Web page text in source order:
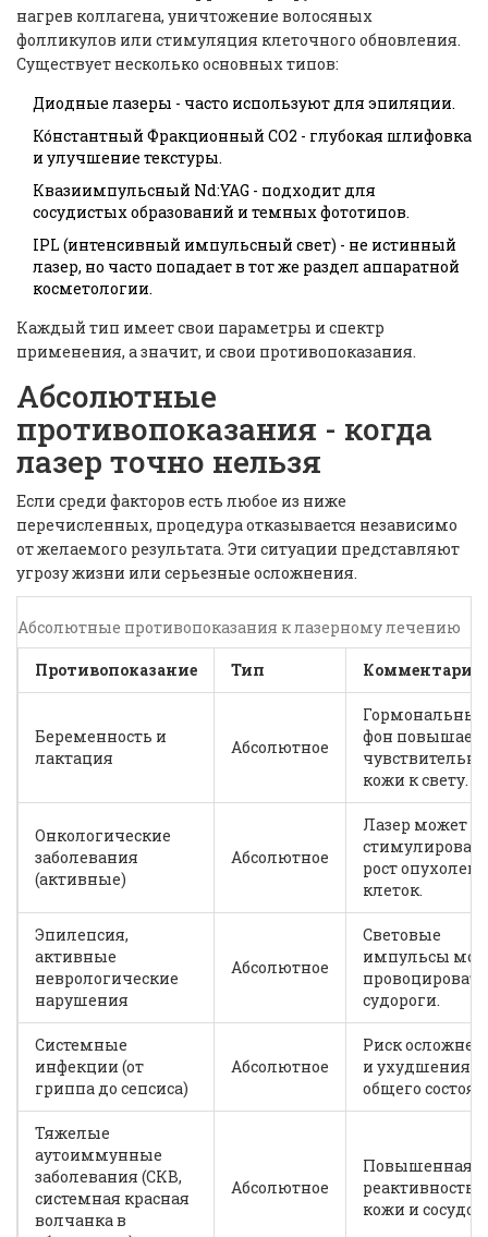
нагрев коллагена, уничтожение волосяных
фолликулов или стимуляция клеточного обновления.
Существует несколько основных типов:
Диодные лазеры - часто используют для эпиляции.
Ко́нстантный Фракционный CO2 - глубокая шлифовка
и улучшение текстуры.
Квазиимпульсный Nd:YAG - подходит для
сосудистых образований и темных фототипов.
IPL (интенсивный импульсный свет) - не истинный
лазер, но часто попадает в тот же раздел аппаратной
косметологии.
Каждый тип имеет свои параметры и спектр
применения, а значит, и свои противопоказания.
Абсолютные
противопоказания - когда
лазер точно нельзя
Если среди факторов есть любое из ниже
перечисленных, процедура отказывается независимо
от желаемого результата. Эти ситуации представляют
угрозу жизни или серьезные осложнения.
Абсолютные противопоказания к лазерному лечению
Противопоказание Тип Комментарий
Беременность и
лактация
Абсолютное
Гормональный
фон повышает
кожи к свету.
Онкологические
заболевания
(активные)
Абсолютное
Лазер может
рост
клеток.
Эпилепсия,
активные
неврологические
нарушения
Абсолютное
Световые
импульсы
провоцировать
судороги.
Системные
инфекции (от
гриппа до сепсиса)
Абсолютное
Риск
и ухудшения
общего
Тяжелые
аутоиммунные
заболевания (СКВ,
системная красная
волчанка в
Абсолютное
Повышенная
реактивность
кожи и сосудов.